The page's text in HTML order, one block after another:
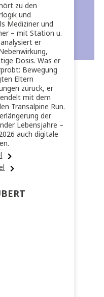
zu den
und
Mediziner und
– mit Station u.
er
Dosis. Was er
Bewegung
Eltern
zurück, er
mit dem
Transalpine Run.
der
Lebensjahre –
auch digitale